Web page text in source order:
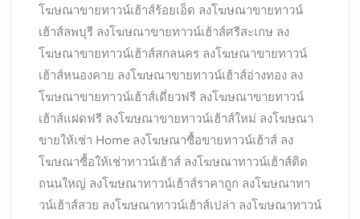
โฆษณาขายทาวน์เฮ้าส์ร้อยเอ็ด ลงโฆษณาขายทาวน์
เฮ้าส์ลพบุรี ลงโฆษณาขายทาวน์เฮ้าส์ศรีสะเกษ ลง
โฆษณาขายทาวน์เฮ้าส์สกลนคร ลงโฆษณาขายทาวน์
เฮ้าส์หนองคาย ลงโฆษณาขายทาวน์เฮ้าส์อ่างทอง ลง
โฆษณาขายทาวน์เฮ้าส์เดี่ยวฟรี ลงโฆษณาขายทาวน์
เฮ้าส์แฝดฟรี ลงโฆษณาขายทาวน์เฮ้าส์ใหม่ ลงโฆษณา
ขายให้เช่า Home ลงโฆษณาซื้อขายทาวน์เฮ้าส์ ลง
โฆษณาซื้อให้เช่าทาวน์เฮ้าส์ ลงโฆษณาทาวน์เฮ้าส์ติด
ถนนใหญ่ ลงโฆษณาทาวน์เฮ้าส์ราคาถูก ลงโฆษณาทา
วน์เฮ้าส์สวย ลงโฆษณาทาวน์เฮ้าส์เปล่า ลงโฆษณาทาวน์